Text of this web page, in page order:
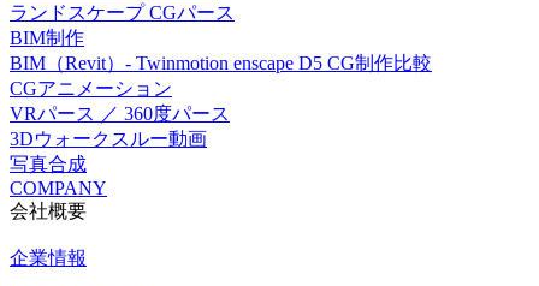
ランドスケープ CGパース
BIM制作
BIM（Revit）- Twinmotion enscape D5 CG制作比較
CGアニメーション
VRパース ／ 360度パース
3Dウォークスルー動画
写真合成
COMPANY
会社概要
企業情報